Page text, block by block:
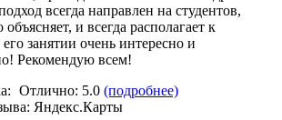
всегда направлен на студентов,
и всегда располагает к
его занятии очень интересно и
Рекомендую всем!
Отлично: 5.0 (подробнее)
Яндекс.Карты